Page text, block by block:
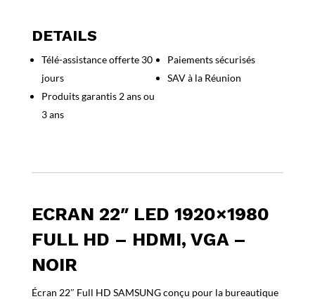
LED
Full
HD
–
HDMI,
DETAILS
Télé-assistance offerte 30
jours
Produits garantis 2 ans ou
3 ans
Paiements sécurisés
SAV à la Réunion
ECRAN 22″ LED 1920×1980
FULL HD – HDMI, VGA –
NOIR
Écran 22″ Full HD SAMSUNG conçu pour la bureautique